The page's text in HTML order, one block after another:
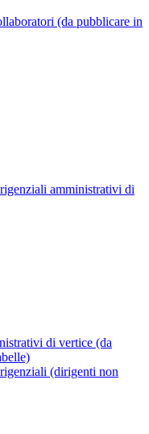
(da pubblicare in
amministrativi di
di vertice (da
(dirigenti non